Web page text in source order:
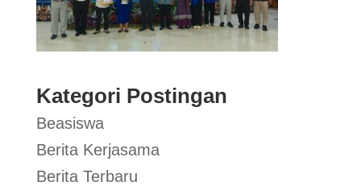
Kategori Postingan
Beasiswa
Berita Kerjasama
Berita Terbaru